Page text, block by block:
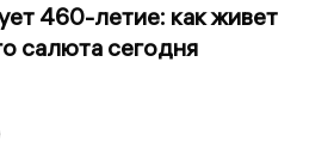
460-летие: как живет
салюта сегодня